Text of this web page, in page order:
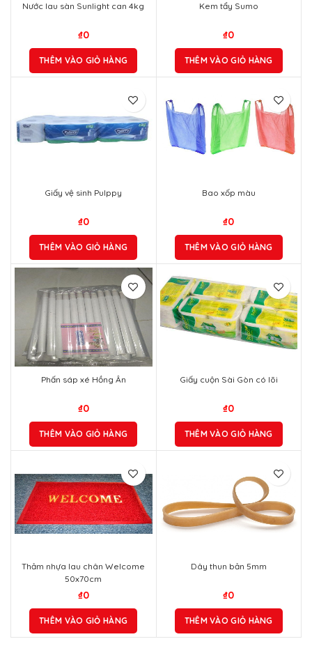
Nước lau sàn Sunlight can 4kg
₫0
THÊM VÀO GIỎ HÀNG
Kem tẩy Sumo
₫0
THÊM VÀO GIỎ HÀNG
Giấy vệ sinh Pulppy
₫0
THÊM VÀO GIỎ HÀNG
Bao xốp màu
₫0
THÊM VÀO GIỎ HÀNG
Phấn sáp xé Hồng Ân
₫0
THÊM VÀO GIỎ HÀNG
Giấy cuộn Sài Gòn có lõi
₫0
THÊM VÀO GIỎ HÀNG
Thảm nhựa lau chân Welcome
50x70cm
₫0
THÊM VÀO GIỎ HÀNG
Dây thun bản 5mm
₫0
THÊM VÀO GIỎ HÀNG